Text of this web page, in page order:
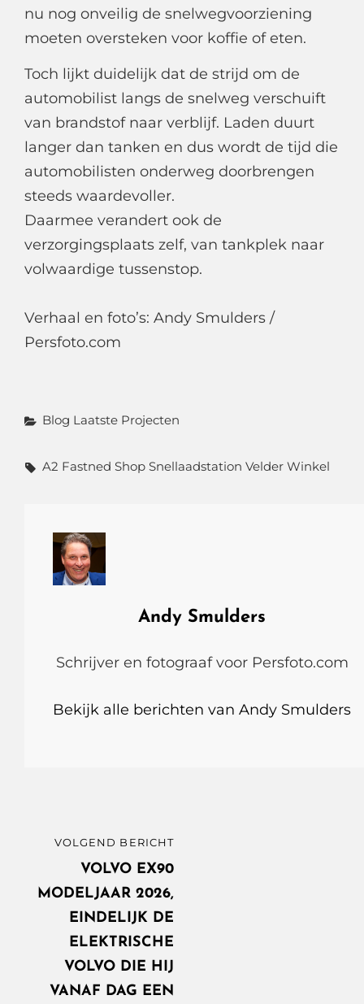
nu nog onveilig de snelwegvoorziening
moeten oversteken voor koffie of eten.
Toch lijkt duidelijk dat de strijd om de
automobilist langs de snelweg verschuift
van brandstof naar verblijf. Laden duurt
langer dan tanken en dus wordt de tijd die
automobilisten onderweg doorbrengen
steeds waardevoller.
Daarmee verandert ook de
verzorgingsplaats zelf, van tankplek naar
volwaardige tussenstop.
Verhaal en foto’s: Andy Smulders /
Persfoto.com
Categorieën
Blog Laatste Projecten
Tags,
A2 Fastned Shop Snellaadstation Velder Winkel
Auteur:
Andy Smulders
Schrijver en fotograaf voor Persfoto.com
Bekijk alle berichten van Andy Smulders
Bericht
navigatie
VOLGEND
BERICHT
VOLGEND BERICHT
VOLVO EX90
MODELJAAR 2026,
EINDELIJK DE
ELEKTRISCHE
VOLVO DIE HIJ
VANAF DAG EEN